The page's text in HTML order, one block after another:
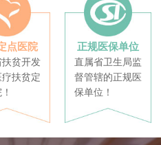
点医院
贫开发
扶贫定
正规医保单位
直属省卫生局监
督管辖的正规医
保单位！